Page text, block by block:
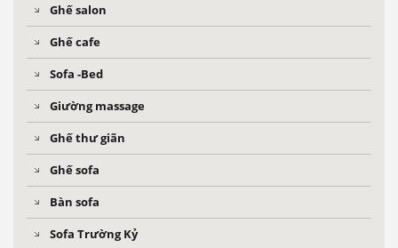
Ghế salon
Ghế cafe
Sofa -Bed
Giường massage
Ghế thư giãn
Ghế sofa
Bàn sofa
Sofa Trường Kỷ